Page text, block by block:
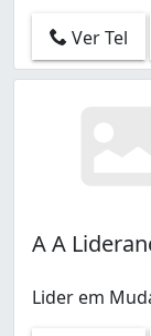
Ver Tel
A A
Lider em